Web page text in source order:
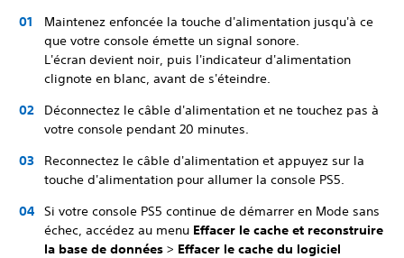
Maintenez enfoncée la touche d'alimentation jusqu'à ce
que votre console émette un signal sonore.
L'écran devient noir, puis l'indicateur d'alimentation
clignote en blanc, avant de s'éteindre.
Déconnectez le câble d'alimentation et ne touchez pas à
votre console pendant 20 minutes.
Reconnectez le câble d'alimentation et appuyez sur la
touche d'alimentation pour allumer la console PS5.
Si votre console PS5 continue de démarrer en Mode sans
échec, accédez au menu Effacer le cache et reconstruire
la base de données > Effacer le cache du logiciel